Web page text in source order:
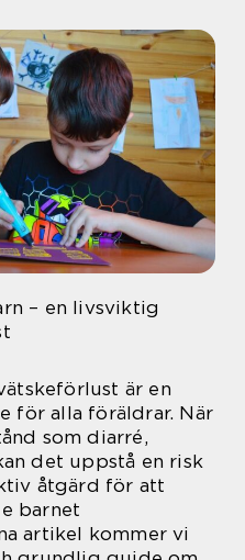
– en livsviktig
är en
för alla föräldrar. När
som diarré,
det uppstå en risk
åtgärd för att
barnet
artikel kommer vi